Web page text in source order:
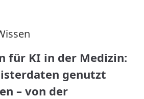
für KI in der Medizin:
genutzt
– von der